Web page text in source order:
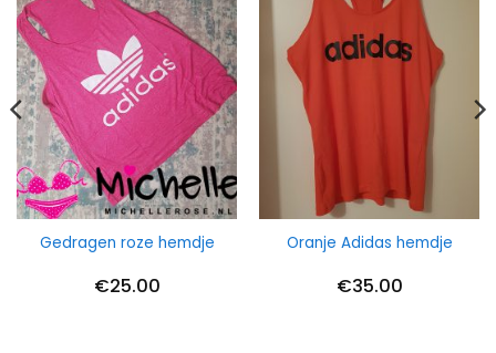
Gedragen roze hemdje
€25.00
Oranje Adidas hemdje
€35.00